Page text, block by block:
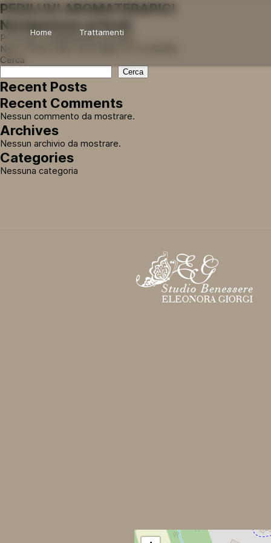
Home Trattamenti
PEDILUVI AROMATERAPICI
Navigazione articoli
Previous: CHAMPAGNE DE MER
Next:
Cerca
Cerca
Recent Posts
Recent Comments
Nessun commento da mostrare.
Archives
Nessun archivio da mostrare.
Categories
Nessuna categoria